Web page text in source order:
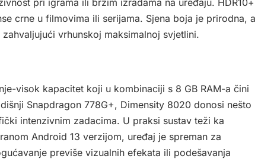
crne u filmovima ili serijama. Sjena boja je prirodna, a
vrhunskoj maksimalnoj svjetlini.
visok kapacitet koji u kombinaciji s 8 GB RAM-a čini
Snapdragon 778G+, Dimensity 8020 donosi nešto
intenzivnim zadacima. U praksi sustav teži ka
Android 13 verzijom, uređaj je spreman za
previše vizualnih efekata ili podešavanja